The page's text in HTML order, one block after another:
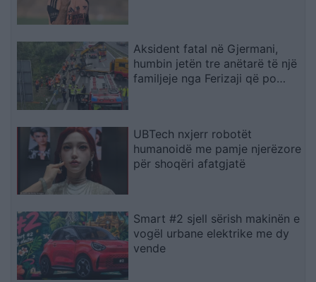
Aksident fatal në Gjermani,
humbin jetën tre anëtarë të një
familjeje nga Ferizaji që po
UBTech nxjerr robotët
humanoidë me pamje njerëzore
për shoqëri afatgjatë
Smart #2 sjell sërish makinën e
vogël urbane elektrike me dy
vende